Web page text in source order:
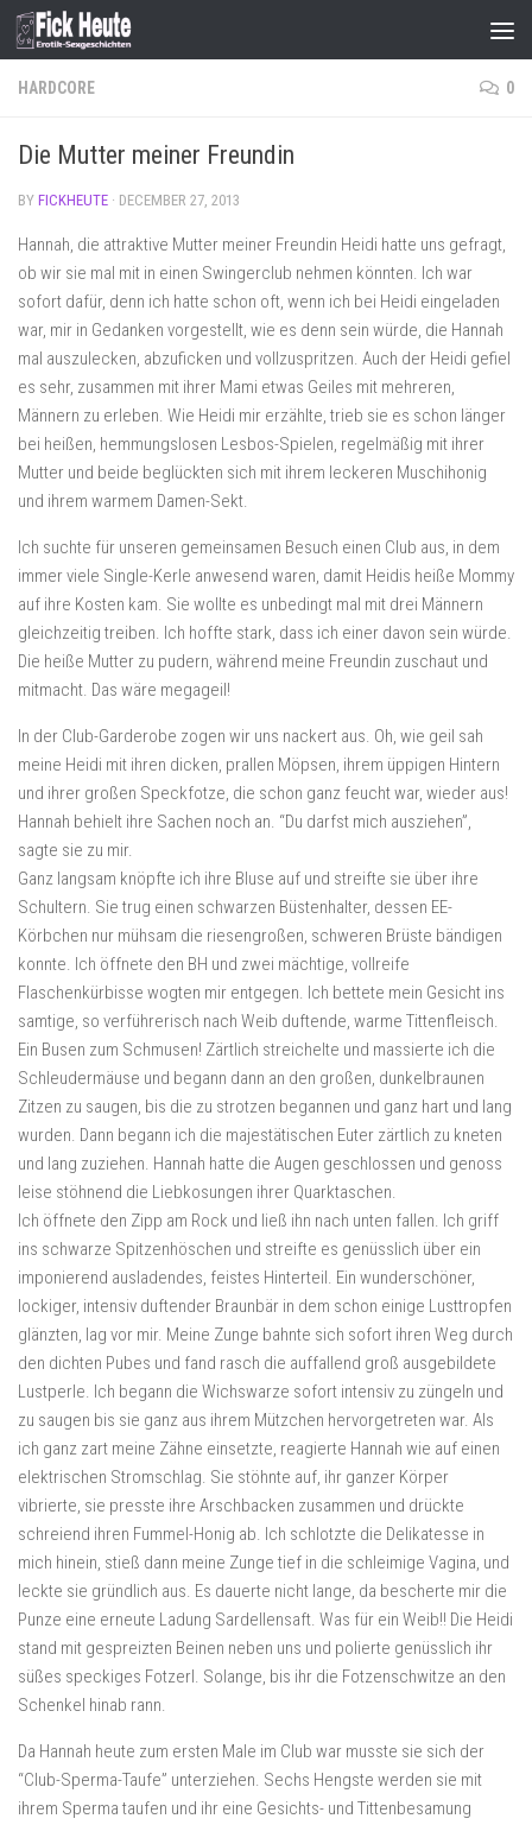
Skip to content
HARDCORE 0
Die Mutter meiner Freundin
BY FICKHEUTE · DECEMBER 27, 2013
Hannah, die attraktive Mutter meiner Freundin Heidi hatte uns gefragt,
ob wir sie mal mit in einen Swingerclub nehmen könnten. Ich war
sofort dafür, denn ich hatte schon oft, wenn ich bei Heidi eingeladen
war, mir in Gedanken vorgestellt, wie es denn sein würde, die Hannah
mal auszulecken, abzuficken und vollzuspritzen. Auch der Heidi gefiel
es sehr, zusammen mit ihrer Mami etwas Geiles mit mehreren,
Männern zu erleben. Wie Heidi mir erzählte, trieb sie es schon länger
bei heißen, hemmungslosen Lesbos-Spielen, regelmäßig mit ihrer
Mutter und beide beglückten sich mit ihrem leckeren Muschihonig
und ihrem warmem Damen-Sekt.
Ich suchte für unseren gemeinsamen Besuch einen Club aus, in dem
immer viele Single-Kerle anwesend waren, damit Heidis heiße Mommy
auf ihre Kosten kam. Sie wollte es unbedingt mal mit drei Männern
gleichzeitig treiben. Ich hoffte stark, dass ich einer davon sein würde.
Die heiße Mutter zu pudern, während meine Freundin zuschaut und
mitmacht. Das wäre megageil!
In der Club-Garderobe zogen wir uns nackert aus. Oh, wie geil sah
meine Heidi mit ihren dicken, prallen Möpsen, ihrem üppigen Hintern
und ihrer großen Speckfotze, die schon ganz feucht war, wieder aus!
Hannah behielt ihre Sachen noch an. “Du darfst mich ausziehen”,
sagte sie zu mir.
Ganz langsam knöpfte ich ihre Bluse auf und streifte sie über ihre
Schultern. Sie trug einen schwarzen Büstenhalter, dessen EE-
Körbchen nur mühsam die riesengroßen, schweren Brüste bändigen
konnte. Ich öffnete den BH und zwei mächtige, vollreife
Flaschenkürbisse wogten mir entgegen. Ich bettete mein Gesicht ins
samtige, so verführerisch nach Weib duftende, warme Tittenfleisch.
Ein Busen zum Schmusen! Zärtlich streichelte und massierte ich die
Schleudermäuse und begann dann an den großen, dunkelbraunen
Zitzen zu saugen, bis die zu strotzen begannen und ganz hart und lang
wurden. Dann begann ich die majestätischen Euter zärtlich zu kneten
und lang zuziehen. Hannah hatte die Augen geschlossen und genoss
leise stöhnend die Liebkosungen ihrer Quarktaschen.
Ich öffnete den Zipp am Rock und ließ ihn nach unten fallen. Ich griff
ins schwarze Spitzenhöschen und streifte es genüsslich über ein
imponierend ausladendes, feistes Hinterteil. Ein wunderschöner,
lockiger, intensiv duftender Braunbär in dem schon einige Lusttropfen
glänzten, lag vor mir. Meine Zunge bahnte sich sofort ihren Weg durch
den dichten Pubes und fand rasch die auffallend groß ausgebildete
Lustperle. Ich begann die Wichswarze sofort intensiv zu züngeln und
zu saugen bis sie ganz aus ihrem Mützchen hervorgetreten war. Als
ich ganz zart meine Zähne einsetzte, reagierte Hannah wie auf einen
elektrischen Stromschlag. Sie stöhnte auf, ihr ganzer Körper
vibrierte, sie presste ihre Arschbacken zusammen und drückte
schreiend ihren Fummel-Honig ab. Ich schlotzte die Delikatesse in
mich hinein, stieß dann meine Zunge tief in die schleimige Vagina, und
leckte sie gründlich aus. Es dauerte nicht lange, da bescherte mir die
Punze eine erneute Ladung Sardellensaft. Was für ein Weib!! Die Heidi
stand mit gespreizten Beinen neben uns und polierte genüsslich ihr
süßes speckiges Fotzerl. Solange, bis ihr die Fotzenschwitze an den
Schenkel hinab rann.
Da Hannah heute zum ersten Male im Club war musste sie sich der
“Club-Sperma-Taufe” unterziehen. Sechs Hengste werden sie mit
ihrem Sperma taufen und ihr eine Gesichts- und Tittenbesamung